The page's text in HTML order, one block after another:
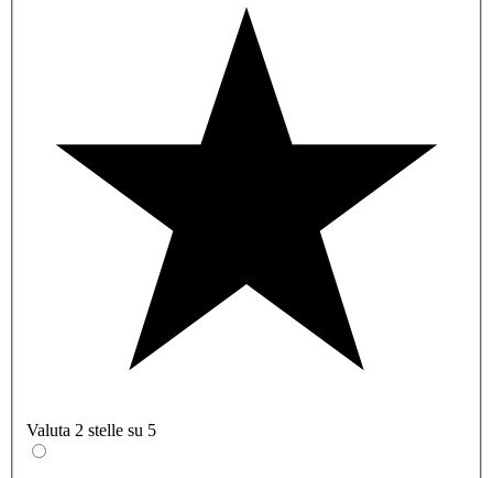
Valuta 2 stelle su 5